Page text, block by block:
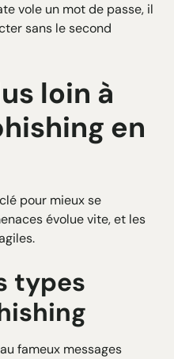
vole un mot de passe, il
sans le second
loin à
en
pour mieux se
évolue vite, et les
types
fameux messages